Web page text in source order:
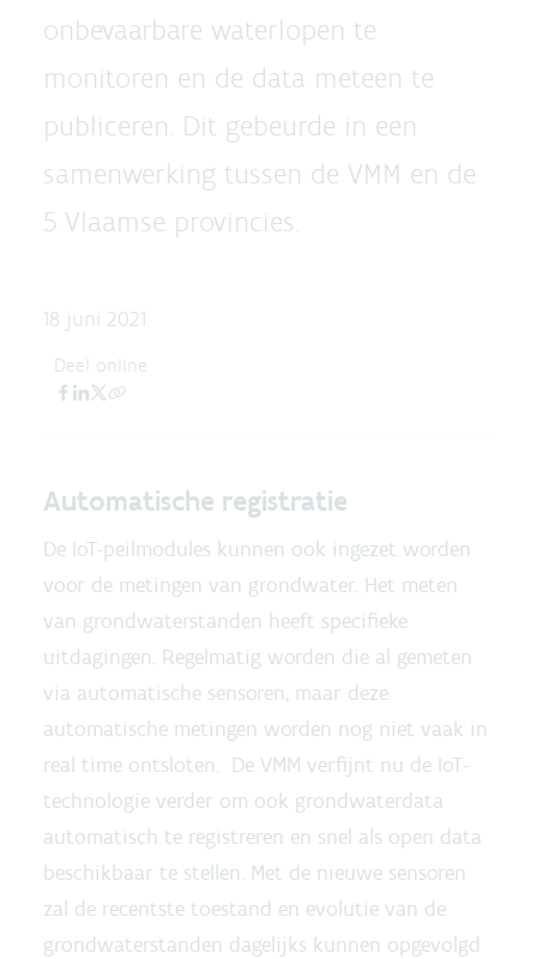
onbevaarbare waterlopen te
monitoren en de data meteen te
publiceren. Dit gebeurde in een
samenwerking tussen de VMM en de
5 Vlaamse provincies.
18 juni 2021
Deel online
Automatische registratie
De IoT-peilmodules kunnen ook ingezet worden
voor de metingen van grondwater. Het meten
van grondwaterstanden heeft specifieke
uitdagingen. Regelmatig worden die al gemeten
via automatische sensoren, maar deze
automatische metingen worden nog niet vaak in
real time ontsloten. De VMM verfijnt nu de IoT-
technologie verder om ook grondwaterdata
automatisch te registreren en snel als open data
beschikbaar te stellen. Met de nieuwe sensoren
zal de recentste toestand en evolutie van de
grondwaterstanden dagelijks kunnen opgevolgd